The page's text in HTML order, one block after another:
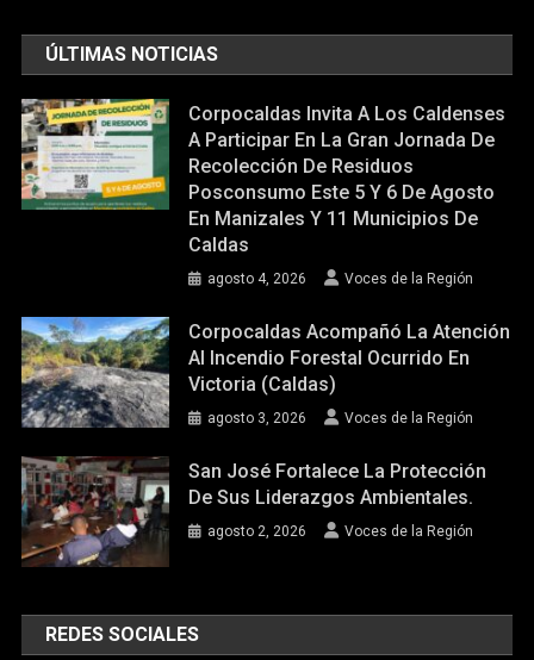
ÚLTIMAS NOTICIAS
Corpocaldas Invita A Los Caldenses
A Participar En La Gran Jornada De
Recolección De Residuos
Posconsumo Este 5 Y 6 De Agosto
En Manizales Y 11 Municipios De
Caldas
agosto 4, 2026 Voces de la Región
Corpocaldas Acompañó La Atención
Al Incendio Forestal Ocurrido En
Victoria (Caldas)
agosto 3, 2026 Voces de la Región
San José Fortalece La Protección
De Sus Liderazgos Ambientales.
agosto 2, 2026 Voces de la Región
REDES SOCIALES